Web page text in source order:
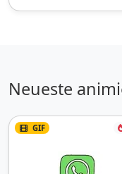
Neueste
GIF